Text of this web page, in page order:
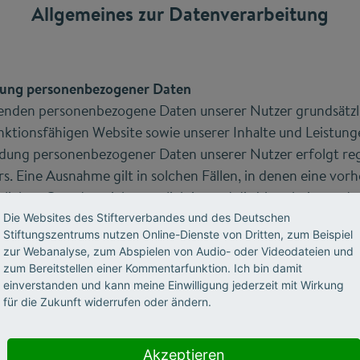
Allgemeines zur Datenverarbeitung
personenbezogener Daten
personenbezogene Daten unserer Nutzer
Website sowie unserer Inhalte und
personenbezogener Daten unserer Nutzer erfolgt
Eine Ausnahme gilt in solchen Fällen, in denen eine
Gründen nicht möglich ist und die Verarbeitung
gestattet ist.
Verarbeitung personenbezogener Daten
personenbezogener Daten eine
6 Abs. 1 lit. a EU-Datenschutzgrundverordnung
Die Websites des Stifterverbandes und des Deutschen
Stiftungszentrums nutzen Online-Dienste von Dritten, zum Beispiel
zur Webanalyse, zum Abspielen von Audio- oder Videodateien und
zum Bereitstellen einer Kommentarfunktion. Ich bin damit
einverstanden und kann meine Einwilligung jederzeit mit Wirkung
für die Zukunft widerrufen oder ändern.
Akzeptieren